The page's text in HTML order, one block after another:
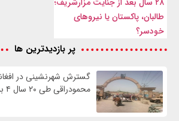
طالبان، پاکستان یا نیروهای
خودسر؟
پر بازدیدترین ها
گسترش شهرنشینی در
محمودراقی طی ۲۰ سال ۴ برابر شده است